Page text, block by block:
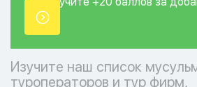
точки.
Изучите наш список
туроператоров и тур фирм,